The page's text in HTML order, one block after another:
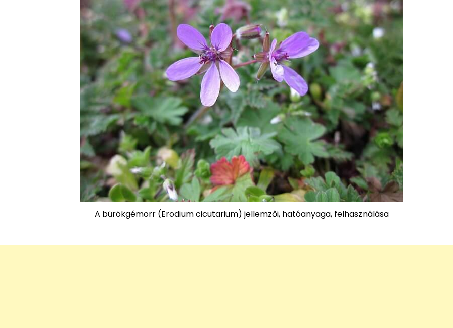
A bürökgémorr (Erodium cicutarium) jellemzői, hatóanyaga, felhasználása